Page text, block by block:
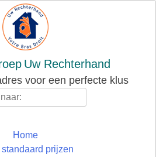
Uw Rechterhand
voor een perfecte klus
Home
prijzen